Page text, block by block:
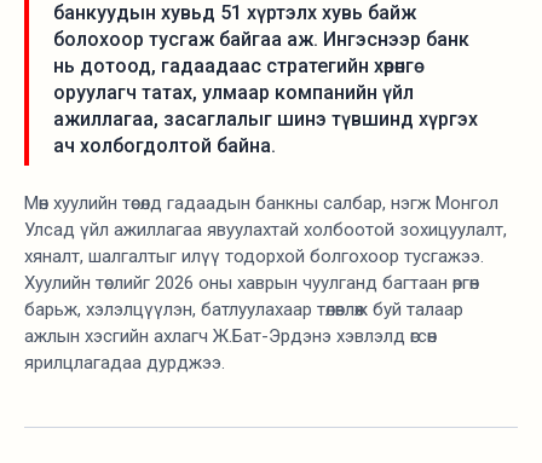
банкуудын хувьд 51 хүртэлх хувь байж
болохоор тусгаж байгаа аж. Ингэснээр банк
нь дотоод, гадаадаас стратегийн хөрөнгө
оруулагч татах, улмаар компанийн үйл
ажиллагаа, засаглалыг шинэ түвшинд хүргэх
ач холбогдолтой байна.
Мөн хуулийн төсөлд гадаадын банкны салбар, нэгж Монгол
Улсад үйл ажиллагаа явуулахтай холбоотой зохицуулалт,
хяналт, шалгалтыг илүү тодорхой болгохоор тусгажээ.
Хуулийн төслийг 2026 оны хаврын чуулганд багтаан өргөн
барьж, хэлэлцүүлэн, батлуулахаар төлөвлөж буй талаар
ажлын хэсгийн ахлагч Ж.Бат-Эрдэнэ хэвлэлд өгсөн
ярилцлагадаа дурджээ.